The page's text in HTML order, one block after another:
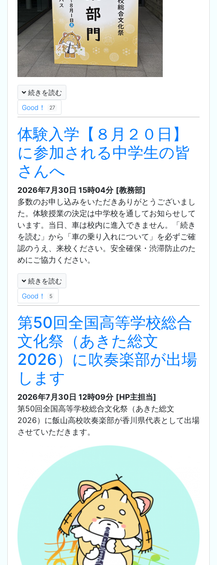
続きを読む
Good！
27
体験入学【８月２０日】
に参加される中学生の皆
さんへ
2026年7月30日 15時04分 [教務部]
多数のお申し込みをいただきありがとうございまし
た。体験授業の決定は中学校を通してお知らせして
います。当日、車は校内に進入できません。「続き
を読む」から「車の乗り入れについて」を必ずご確
認のうえ、来校ください。安全確保・渋滞防止のた
めにご協力ください。
続きを読む
Good！
5
第50回全国高等学校総合
文化祭（あきた総文
2026）に吹奏楽部が出場
します
2026年7月30日 12時09分 [HP主担当]
第50回全国高等学校総合文化祭（あきた総文
2026）に飯山高校吹奏楽部が香川県代表として出場
させていただきます。